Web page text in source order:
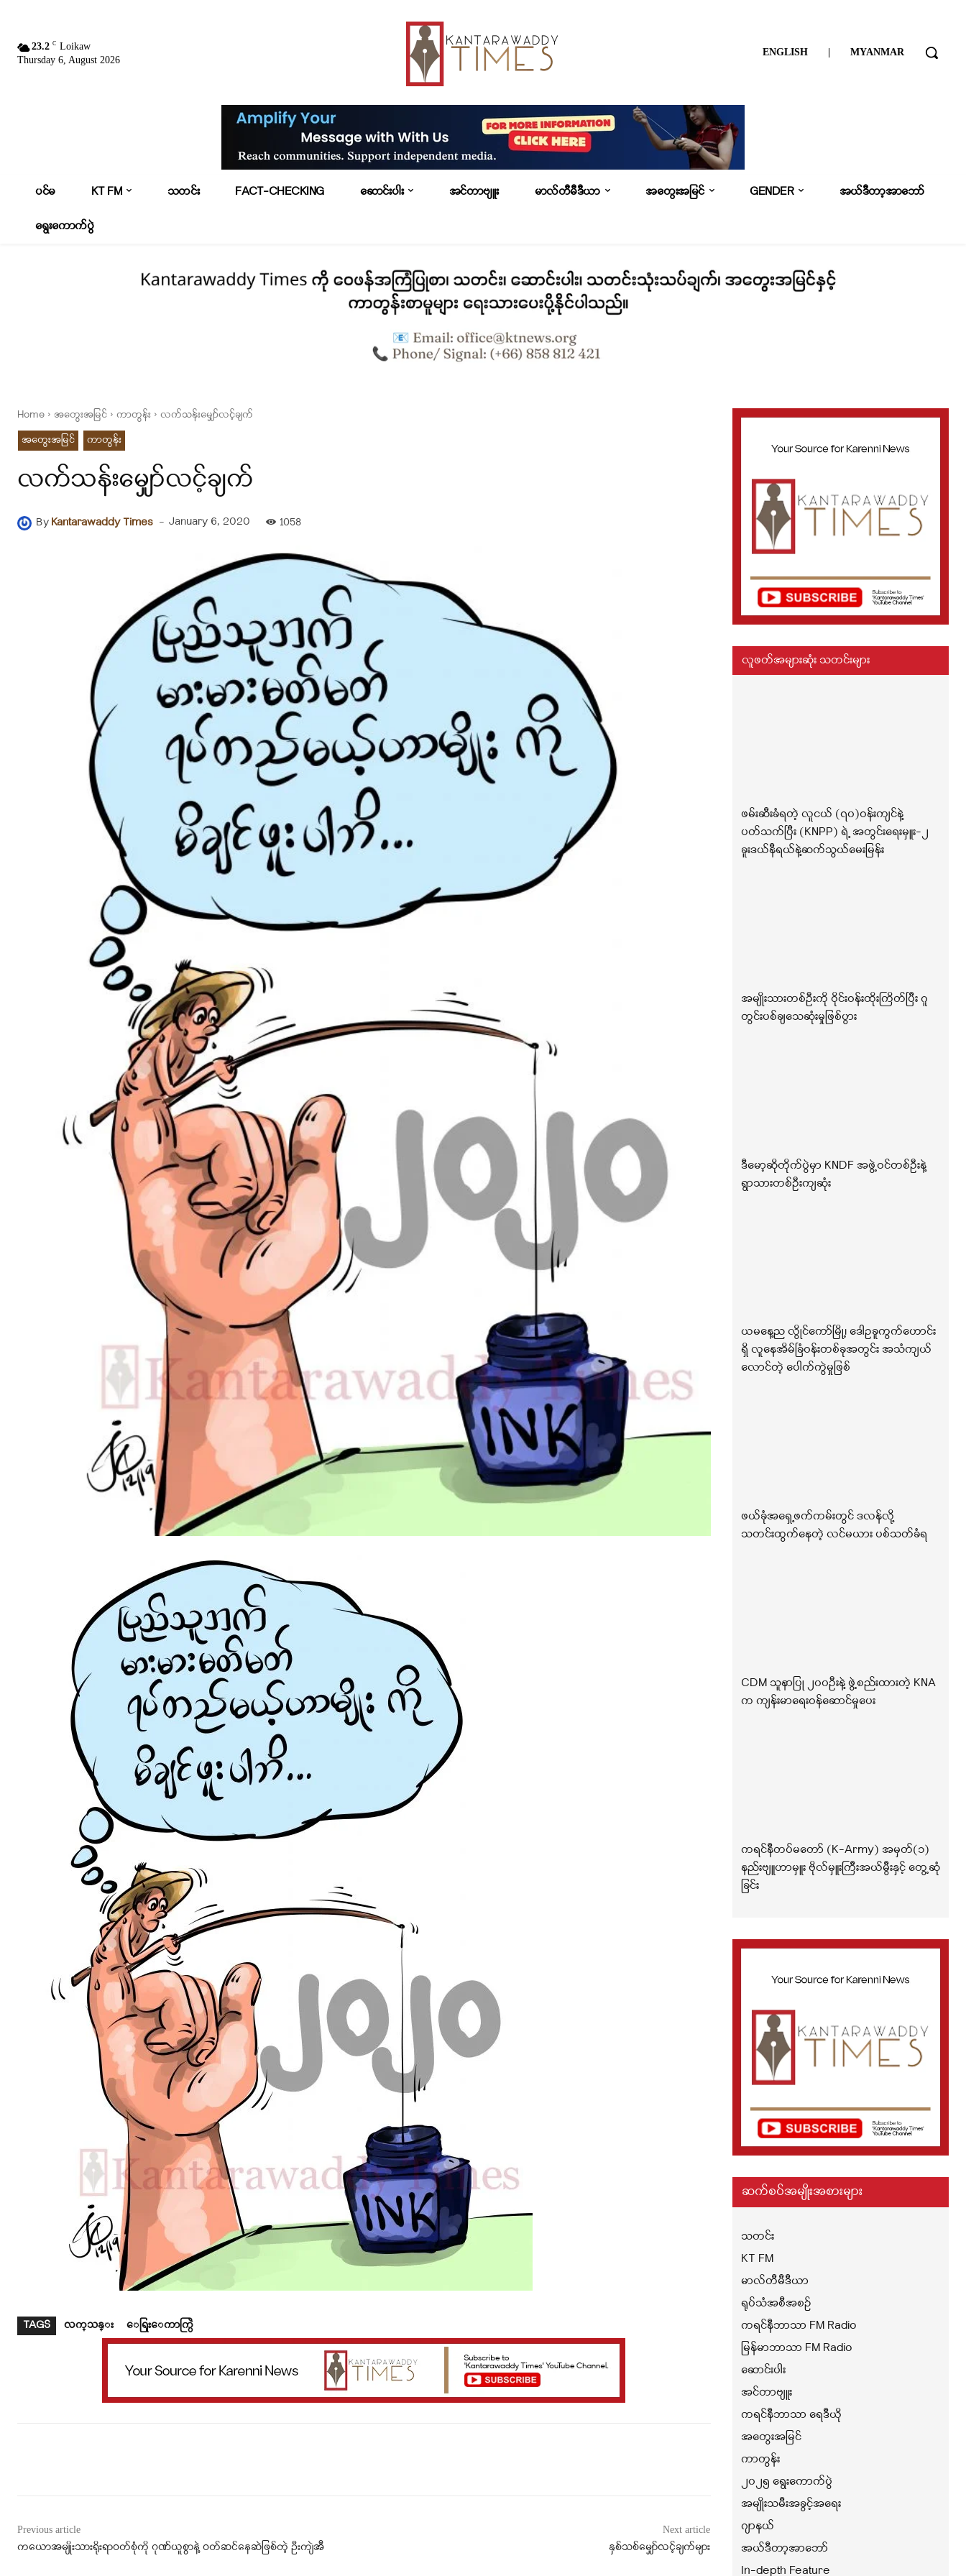
23.2 C Loikaw
Thursday 6, August 2026
ENGLISH | MYANMAR
ပင်မ KT FM သတင်း FACT-CHECKING ဆောင်းပါး အင်တာဗျူး မာလ်တီမီဒီယာ အတွေးအမြင် GENDER အယ်ဒီတာ့အာဘော်
ရွေးကောက်ပွဲ
Home အတွေးအမြင် ကာတွန်း
လက်သန်းမျှော်လင့်ချက်
အတွေးအမြင်
ကာတွန်း
လက်သန်းမျှော်လင့်ချက်
ByKantarawaddy Times - January 6, 2020 1058
TAGS လက္သန္း ေရြးေကာက္ပြဲ
Previous article
ကယောအမျိုးသားရိုးရာဝတ်စုံကို ဂုဏ်ယူစွာနဲ့ ဝတ်ဆင်နေဆဲဖြစ်တဲ့ ဦးကျဲအီ
Next article
နှစ်သစ်မျှော်လင့်ချက်များ
လူဖတ်အများဆုံး သတင်းများ
ဖမ်းဆီးခံရတဲ့ လူငယ် (၇၀)ဝန်းကျင်နဲ့
ပတ်သက်ပြီး (KNPP) ရဲ့ အတွင်းရေးမှူး-၂
ခူးဒယ်နီရယ်နဲ့ဆက်သွယ်မေးမြန်း
အမျိုးသားတစ်ဦးကို ဝိုင်းဝန်းထိုးကြိတ်ပြီး ဂူ
တွင်းပစ်ချသေဆုံးမှုဖြစ်ပွား
ဒီမော့ဆိုတိုက်ပွဲမှာ KNDF အဖွဲ့ဝင်တစ်ဦးနဲ့
ရွာသားတစ်ဦးကျဆုံး
ယမနေ့ည လွိုင်ကော်မြို့၊ ဒေါဥခူကွက်ဟောင်း
ရှိ လူနေအိမ်ခြံဝန်းတစ်ခုအတွင်း အသံကျယ်
လောင်တဲ့ ပေါက်ကွဲမှုဖြစ်
ဖယ်ခုံအရှေ့ဖက်ကမ်းတွင် ဒလန်လို့
သတင်းထွက်နေတဲ့ လင်မယား ပစ်သတ်ခံရ
CDM သူနာပြု ၂၀၀ဦးနဲ့ ဖွဲ့စည်းထားတဲ့ KNA
က ကျန်းမာရေးဝန်ဆောင်မှုပေး
ကရင်နီတပ်မတော် (K-Army) အမှတ်(၁)
နည်းဗျူဟာမှူး ဗိုလ်မှူးကြီးအယ်မွီးနှင့် တွေ့ဆုံ
ခြင်း
ဆက်စပ်အမျိုးအစားများ
သတင်း
KT FM
မာလ်တီမီဒီယာ
ရုပ်သံအစီအစဉ်
ကရင်နီဘာသာ FM Radio
မြန်မာဘာသာ FM Radio
ဆောင်းပါး
အင်တာဗျူး
ကရင်နီဘာသာ ရေဒီယို
အတွေးအမြင်
ကာတွန်း
၂၀၂၅ ရွေးကောက်ပွဲ
အမျိုးသမီးအခွင့်အရေး
ဂျာနယ်
အယ်ဒီတာ့အာဘော်
In-depth Feature